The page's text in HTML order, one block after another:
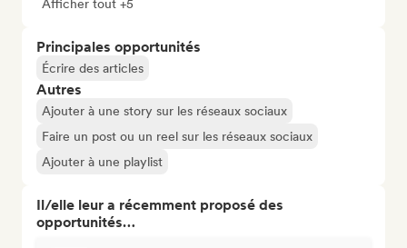
Afficher tout +5
Principales opportunités
Écrire des articles
Autres
Ajouter à une story sur les réseaux sociaux
Faire un post ou un reel sur les réseaux sociaux
Ajouter à une playlist
Il/elle leur a récemment proposé des
opportunités…